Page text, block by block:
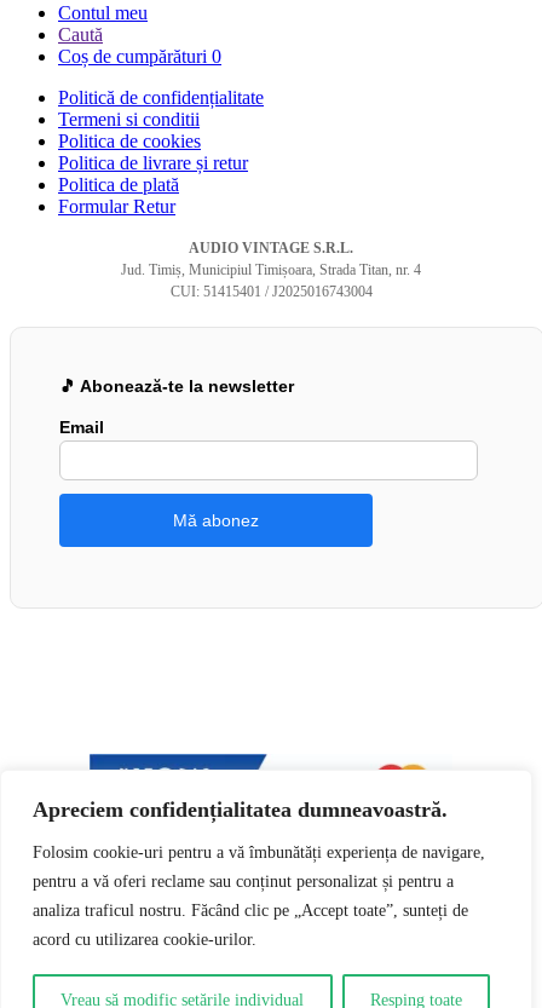
Apreciem confidențialitatea dumneavoastră.
Folosim cookie-uri pentru a vă îmbunătăți experiența de navigare,
pentru a vă oferi reclame sau conținut personalizat și pentru a
analiza traficul nostru. Făcând clic pe „Accept toate”, sunteți de
acord cu utilizarea cookie-urilor.
Vreau să modific setările individual Resping toate
Contul meu
Caută
Coș de cumpărături 0
Politică de confidențialitate
Termeni si conditii
Politica de cookies
Politica de livrare și retur
Politica de plată
Formular Retur
AUDIO VINTAGE S.R.L.
Jud. Timiș, Municipiul Timișoara, Strada Titan, nr. 4
CUI: 51415401 / J2025016743004
🎵 Abonează-te la newsletter
Email
👍 Urmărește-ne pe Facebook